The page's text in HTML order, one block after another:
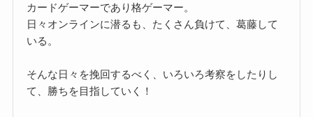
カードゲーマーであり格ゲーマー。
日々オンラインに潜るも、たくさん負けて、葛藤して
いる。
そんな日々を挽回するべく、いろいろ考察をしたりし
て、勝ちを目指していく！